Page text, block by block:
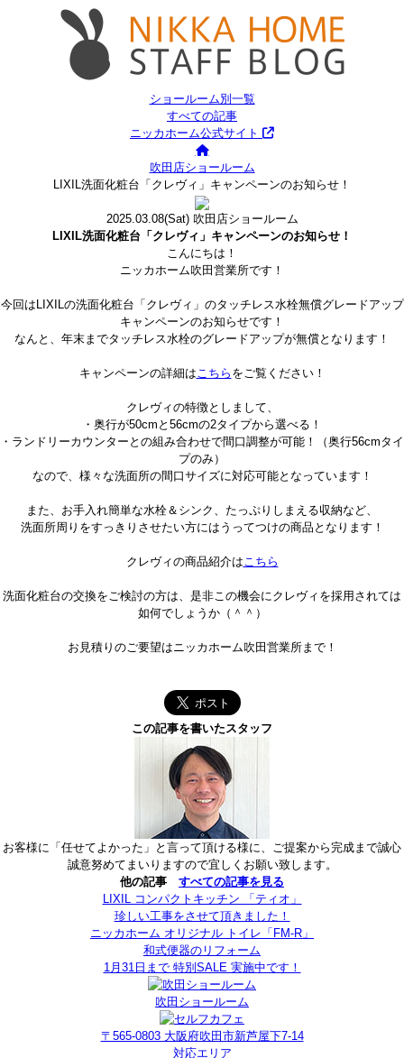
ショールーム別一覧
すべての記事
ニッカホーム公式サイト
吹田店ショールーム
LIXIL洗面化粧台「クレヴィ」キャンペーンのお知らせ！
2025.03.08(Sat)吹田店ショールーム
LIXIL洗面化粧台「クレヴィ」キャンペーンのお知らせ！
こんにちは！
ニッカホーム吹田営業所です！
今回はLIXILの洗面化粧台「クレヴィ」のタッチレス水栓無償グレードアップ
キャンペーンのお知らせです！
なんと、年末までタッチレス水栓のグレードアップが無償となります！
キャンペーンの詳細はこちら をご覧ください！
クレヴィの特徴としまして、
・奥行が50cmと56cmの2タイプから選べる！
・ランドリーカウンターとの組み合わせで間口調整が可能！（奥行56cmタイ
プのみ）
なので、様々な洗面所の間口サイズに対応可能となっています！
また、お手入れ簡単な水栓＆シンク、たっぷりしまえる収納など、
洗面所周りをすっきりさせたい方にはうってつけの商品となります！
クレヴィの商品紹介はこちら
洗面化粧台の交換をご検討の方は、是非この機会にクレヴィを採用されては
如何でしょうか（＾＾）
お見積りのご要望はニッカホーム吹田営業所まで！
この記事を書いたスタッフ
お客様に「任せてよかった」と言って頂ける様に、ご提案から完成まで誠心
誠意努めてまいりますので宜しくお願い致します。
他の記事 すべての記事を見る
LIXIL コンパクトキッチン 「ティオ」
珍しい工事をさせて頂きました！
ニッカホーム オリジナル トイレ「FM-R」
和式便器のリフォーム
1月31日まで 特別SALE 実施中です！
吹田ショールーム
〒565-0803 大阪府吹田市新芦屋下7-14
対応エリア